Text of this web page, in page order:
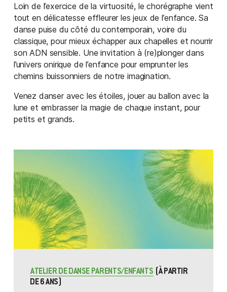
Loin de l’exercice de la virtuosité, le chorégraphe vient
tout en délicatesse effleurer les jeux de l’enfance. Sa
danse puise du côté du contemporain, voire du
classique, pour mieux échapper aux chapelles et nourrir
son ADN sensible. Une invitation à (re)plonger dans
l’univers onirique de l’enfance pour emprunter les
chemins buissonniers de notre imagination.
Venez danser avec les étoiles, jouer au ballon avec la
lune et embrasser la magie de chaque instant, pour
petits et grands.
ATELIER DE DANSE PARENTS/ENFANTS (À PARTIR
DE 6 ANS)